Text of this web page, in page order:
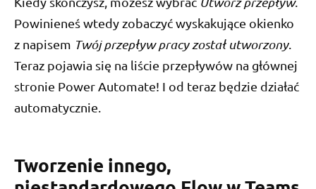
Powinieneś wtedy zobaczyć wyskakujące okienko
z napisem Twój przepływ pracy został utworzony.
Teraz pojawia się na liście przepływów na głównej
stronie Power Automate! I od teraz będzie działać
automatycznie.
Tworzenie innego,